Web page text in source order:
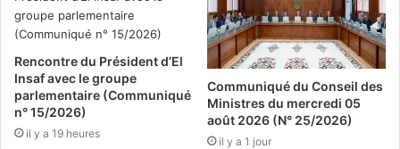
Rencontre du Président d’El
Insaf avec le groupe
parlementaire (Communiqué
n° 15/2026)
il y a 19 heures
Communiqué du Conseil des
Ministres du mercredi 05
août 2026 (N° 25/2026)
il y a 1 jour